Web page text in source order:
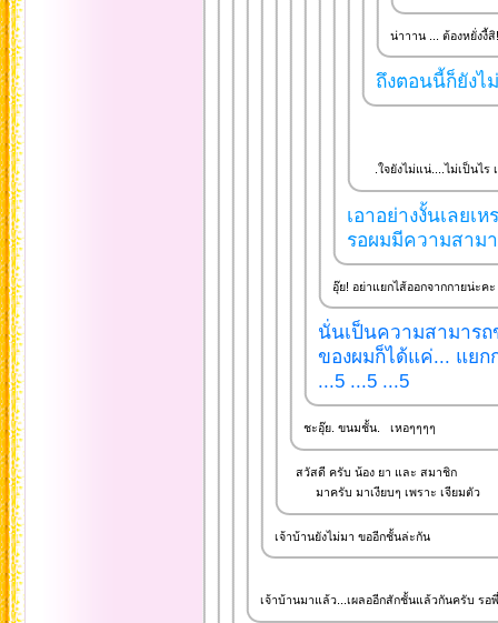
น่าาาน ... ต้องหยั่งงี้สิ!
ถึงตอนนี้ก็ยังไ
.ใจยังไม่แน่....ไม่เป็นไร
เอาอย่างงั้นเลยเ
รอผมมีความสาม
อุ๊ย! อย่าแยกไส้ออกจากกายน่ะคะ
นั่นเป็นความสามารถ
ของผมก็ได้แค่... แยก
...5 ...5 ...5
ชะอุ๊ย. ขนมชั้น. เหอๆๆๆๆ
สวัสดี ครับ น้อง ยา และ สมาชิก
มาครับ มาเงียบๆ เพราะ เจียมตัว
เจ้าบ้านยังไม่มา ขออีกชั้นล่ะกัน
เจ้าบ้านมาแล้ว...เผลออีกสักชั้นแล้วกันครับ ร